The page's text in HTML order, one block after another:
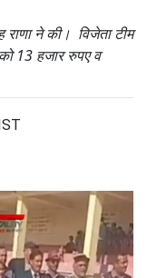
राणा ने की। विजेता टीम
13 हजार रुपए व